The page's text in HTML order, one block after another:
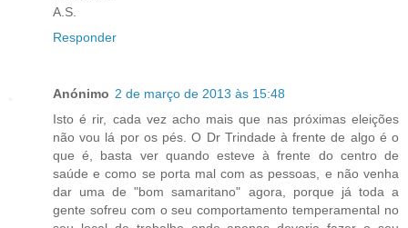
A.S.
Responder
Anónimo 2 de março de 2013 às 15:48
Isto é rir, cada vez acho mais que nas próximas eleições
não vou lá por os pés. O Dr Trindade à frente de algo é o
que é, basta ver quando esteve à frente do centro de
saúde e como se porta mal com as pessoas, e não venha
dar uma de "bom samaritano" agora, porque já toda a
gente sofreu com o seu comportamento temperamental no